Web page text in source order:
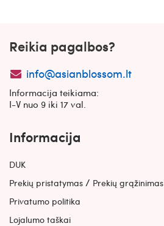
Reikia pagalbos?
info@asianblossom.lt
Informacija teikiama:
I-V nuo 9 iki 17 val.
Informacija
DUK
Prekių pristatymas / Prekių grąžinimas
Privatumo politika
Lojalumo taškai